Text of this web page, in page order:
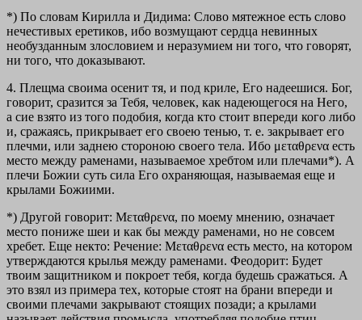
*) По словам Кирилла и Дидима: Слово мятежное есть слово
нечестивых еретиков, ибо возмущают сердца невинных
необузданным злословием и неразумием ни того, что говорят,
ни того, что доказывают.
4. Плещма своима осенит тя, и под криле, Его надеешися. Бог,
говорит, сразится за Тебя, человек, как надеющегося на Него,
a cиe взято из того подобия, когда кто стоит впереди кого либо
и, сражаясь, прикрывает его своею тенью, т. е. закрывает его
плечми, или заднею стороною своего тела. Ибо μεταθρενα есть
место между раменами, называемое хребтом или плечами*). А
плечи Божии суть сила Его охраняющая, называемая еще и
крылами Божиими.
*) Другой говорит: Μεταθρενα, по моему мнению, означает
место пониже шеи и как бы между раменами, но не совсем
хребет. Еще некто: Речение: Μεταθρενα есть место, на котором
утверждаются крылья между раменами. Феодорит: Будет
твоим защитником и покроет тебя, когда будешь сражаться. А
это взял из примера тех, которые стоят на брани впереди и
своими плечами закрывают стоящих позади; а крылами